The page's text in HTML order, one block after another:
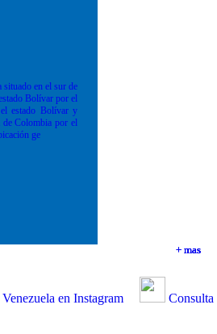
+ mas
+ mas
+ mas
situado en el sur de
Bolívar por el
estado Bolívar y
Colombia por el
ge
+ mas
en Instagram
Consulta